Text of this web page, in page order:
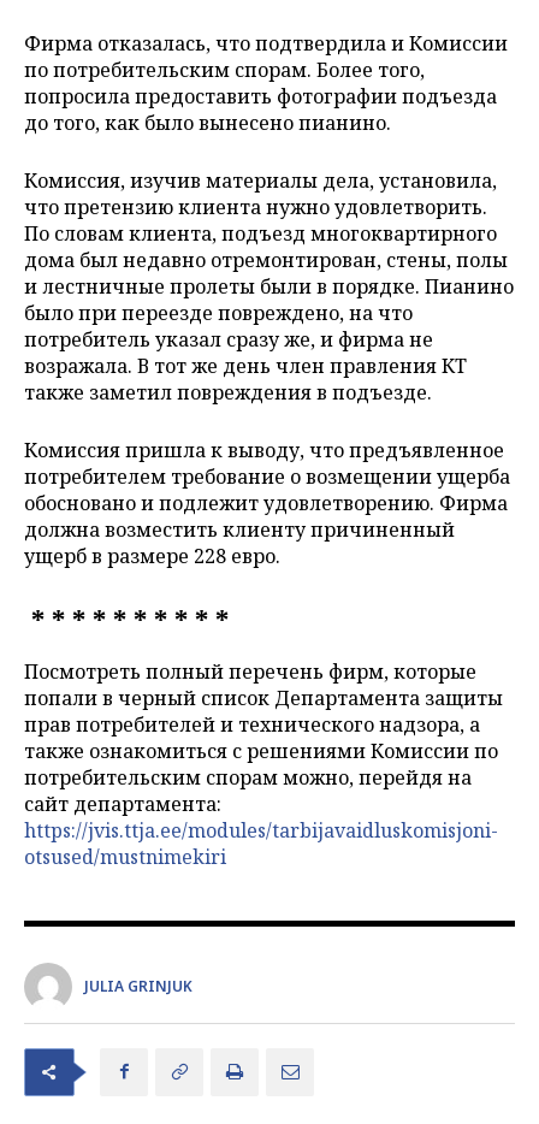
Фирма отказалась, что подтвердила и Комиссии
по потребительским спорам. Более того,
попросила предоставить фотографии подъезда
до того, как было вынесено пианино.
Комиссия, изучив материалы дела, установила,
что претензию клиента нужно удовлетворить.
По словам клиента, подъезд многоквартирного
дома был недавно отремонтирован, стены, полы
и лестничные пролеты были в порядке. Пианино
было при переезде повреждено, на что
потребитель указал сразу же, и фирма не
возражала. В тот же день член правления КТ
также заметил повреждения в подъезде.
Комиссия пришла к выводу, что предъявленное
потребителем требование о возмещении ущерба
обосновано и подлежит удовлетворению. Фирма
должна возместить клиенту причиненный
ущерб в размере 228 евро.
* * * * * * * * * *
Посмотреть полный перечень фирм, которые
попали в черный список Департамента защиты
прав потребителей и технического надзора, а
также ознакомиться с решениями Комиссии по
потребительским спорам можно, перейдя на
сайт департамента:
https://jvis.ttja.ee/modules/tarbijavaidluskomisjoni-
otsused/mustnimekiri
JULIA GRINJUK